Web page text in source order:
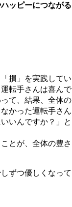
ッピーにつながる
損」を実践してい
転手さんは喜んで
て、結果、全体の
かった運転手さん
いんですか？」と
とが、全体の豊さ
ずつ優しくなって